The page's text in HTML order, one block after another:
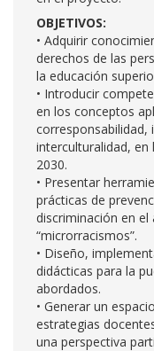
OBJETIVOS:
• Adquirir
derechos de las
la educación
• Introducir
en los conceptos
corresponsabilidad,
interculturalidad, en
2030.
• Presentar
prácticas de
discriminación en
“microrracismos”.
• Diseño,
didácticas para la
abordados.
• Generar un
estrategias
una perspectiva